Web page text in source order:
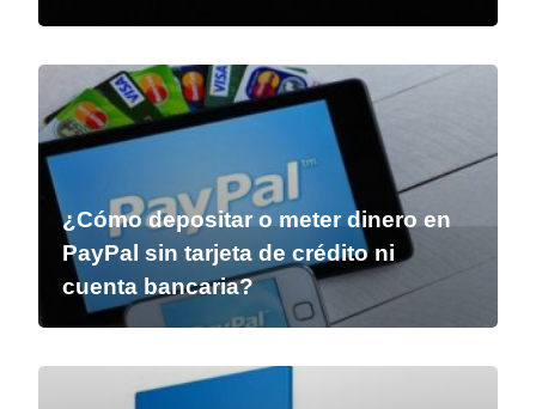
¿Cómo depositar o meter dinero en
PayPal sin tarjeta de crédito ni
cuenta bancaria?